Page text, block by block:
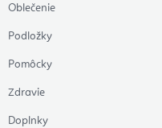
Oblečenie
Podložky
Pomôcky
Zdravie
Doplnky